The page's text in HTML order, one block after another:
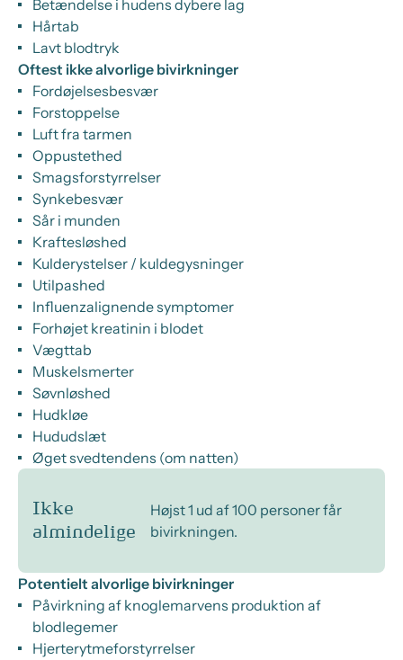
Betændelse i hudens dybere lag
Hårtab
Lavt blodtryk
Oftest ikke alvorlige bivirkninger
Fordøjelsesbesvær
Forstoppelse
Luft fra tarmen
Oppustethed
Smagsforstyrrelser
Synkebesvær
Sår i munden
Kraftesløshed
Kulderystelser / kuldegysninger
Utilpashed
Influenzalignende symptomer
Forhøjet kreatinin i blodet
Vægttab
Muskelsmerter
Søvnløshed
Hudkløe
Hududslæt
Øget svedtendens (om natten)
Ikke
almindelige
Højst 1 ud af 100 personer får
bivirkningen.
Potentielt alvorlige bivirkninger
Påvirkning af knoglemarvens produktion af
blodlegemer
Hjerterytmeforstyrrelser